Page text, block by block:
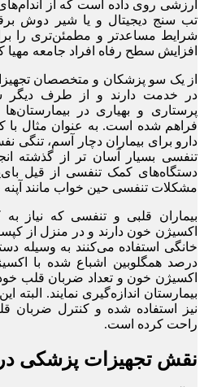
ارزشی روی داده است که از
تب ‌سنج دیجیتال و یا شیر دوش‌
شرایط مساعدتر و مطمئن‌تری را
افزایش سطح رفاه افراد جامعه مهیا
از یک سو پزشکان و متخصصان
در خدمت دارند و از طرف دیگر
پرستاری و بهیاری در
فراهم شده است. به عنوان مثال با
دارو برای بیماران دچار آسم، تنگی
تنفسی بسیار آسان تر از گذشته
دستگاه‌های کمک تنفسی از قیل
مشکلات تنفسی حین خواب مانند
بیماران قلبی و تنفسی که نیاز
اکسیژن خون دارند و در منزل از
خانگی استفاده می‌کنند به وسیله
درصد همگلوبین اشباع شده با
اکسیژن خون و تعداد ضربان قلب خود
بیمارستان اندازه‌گیری نمایند.
نیز استفاده شده و کنترل ضربان
راحت کرده است.
نقش تجهیزات پزشکی